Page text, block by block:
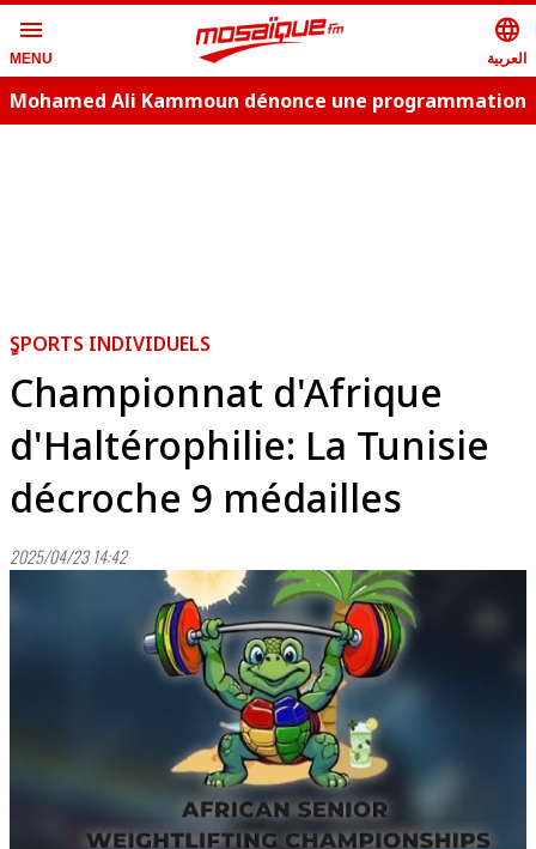
menu
MENU
language
العربية
Mohamed Ali Kammoun dénonce une programmation
ٍSPORTS INDIVIDUELS
Championnat d'Afrique
d'Haltérophilie: La Tunisie
décroche 9 médailles
2025/04/23 14:42